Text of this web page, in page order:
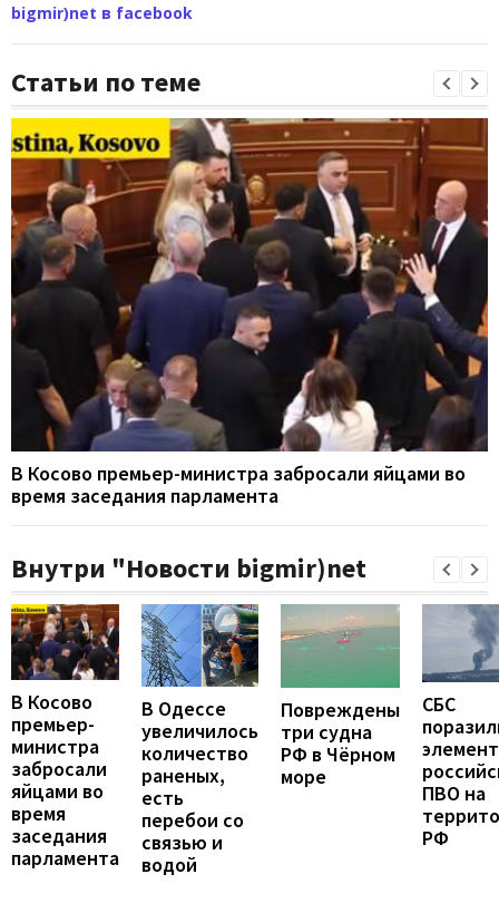
bigmir)net в facebook
Статьи по теме
В Косово премьер-министра забросали яйцами во
время заседания парламента
Внутри "Новости bigmir)net
В Косово
премьер-
министра
забросали
яйцами во
время
заседания
парламента
В Одессе
увеличилось
количество
раненых,
есть
перебои со
связью и
водой
Повреждены
три судна
РФ в Чёрном
море
СБС
ПВО на
РФ